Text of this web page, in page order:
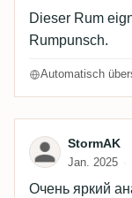
Dieser Rum
Rumpunsch.
Automatisch
Bewertung
StormAK
Jan. 2025
Очень яркий